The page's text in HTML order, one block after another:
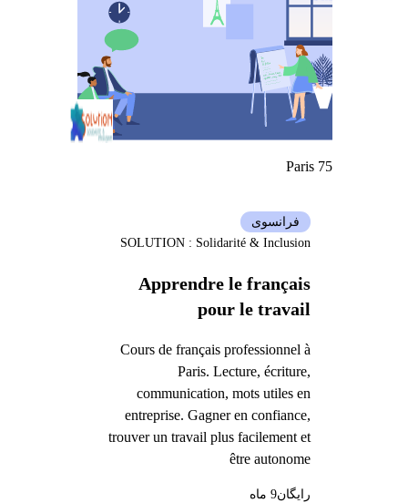
Paris 75
Apprendre le français
pour le travail
Cours de français professionnel à
Paris. Lecture, écriture,
communication, mots utiles en
entreprise. Gagner en confiance,
trouver un travail plus facilement et
être autonome
فرانسوی
SOLUTION : Solidarité & Inclusion
رایگان9 ماه